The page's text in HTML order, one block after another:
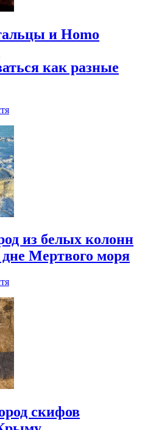
и Homo
как разные
из белых колонн
Мертвого моря
скифов